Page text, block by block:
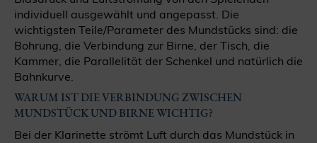
individuell ausgewählt und angepasst. Die
wichtigsten Teile/Parameter des Mundstücks sind: die
Bohrung, die Verbindung zur Birne, der Tisch, die
Kammer, die Parallelität der Schenkel und natürlich die
Bahnkurve.
WARUM IST DIE VERBINDUNG ZWISCHEN
MUNDSTÜCK UND BIRNE WICHTIG?
Bei der Klarinette strömt Luft durch das Mundstück in